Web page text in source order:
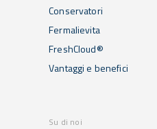
Conservatori
Fermalievita
FreshCloud®
Vantaggi e benefici
Su di noi